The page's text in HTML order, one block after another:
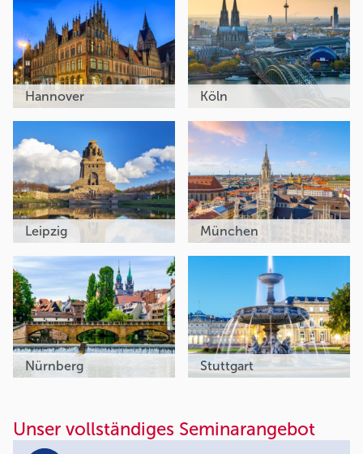
Unser vollständiges Seminarangebot
Hannover Köln
Leipzig München
Nürnberg Stuttgart